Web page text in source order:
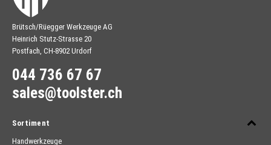
Brütsch/Rüegger Werkzeuge AG
Heinrich Stutz-Strasse 20
Postfach, CH-8902 Urdorf
044 736 67 67
sales@toolster.ch
Sortiment
Handwerkzeuge